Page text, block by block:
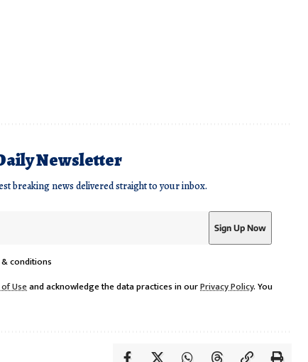
Newsletter
breaking news delivered straight to your inbox.
conditions
Useand acknowledge the data practices in ourPrivacy Policy. You